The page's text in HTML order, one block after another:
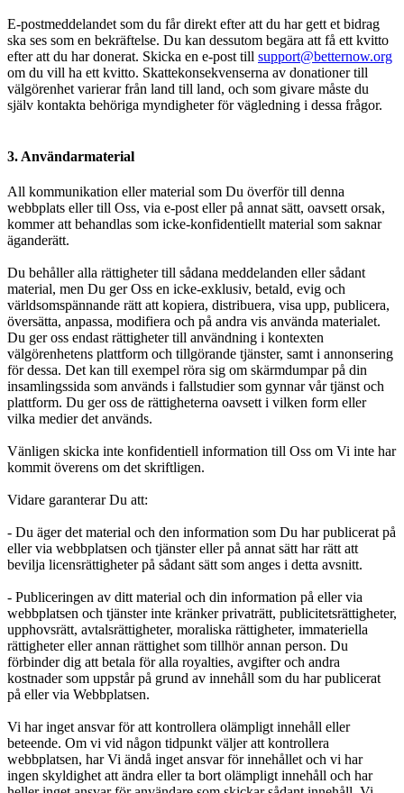
E-postmeddelandet som du får direkt efter att du har gett et bidrag
ska ses som en bekräftelse. Du kan dessutom begära att få ett kvitto
efter att du har donerat. Skicka en e-post till support@betternow.org
om du vill ha ett kvitto. Skattekonsekvenserna av donationer till
välgörenhet varierar från land till land, och som givare måste du
själv kontakta behöriga myndigheter för vägledning i dessa frågor.
3. Användarmaterial
All kommunikation eller material som Du överför till denna
webbplats eller till Oss, via e-post eller på annat sätt, oavsett orsak,
kommer att behandlas som icke-konfidentiellt material som saknar
äganderätt.
Du behåller alla rättigheter till sådana meddelanden eller sådant
material, men Du ger Oss en icke-exklusiv, betald, evig och
världsomspännande rätt att kopiera, distribuera, visa upp, publicera,
översätta, anpassa, modifiera och på andra vis använda materialet.
Du ger oss endast rättigheter till användning i kontexten
välgörenhetens plattform och tillgörande tjänster, samt i annonsering
för dessa. Det kan till exempel röra sig om skärmdumpar på din
insamlingssida som används i fallstudier som gynnar vår tjänst och
plattform. Du ger oss de rättigheterna oavsett i vilken form eller
vilka medier det används.
Vänligen skicka inte konfidentiell information till Oss om Vi inte har
kommit överens om det skriftligen.
Vidare garanterar Du att:
- Du äger det material och den information som Du har publicerat på
eller via webbplatsen och tjänster eller på annat sätt har rätt att
bevilja licensrättigheter på sådant sätt som anges i detta avsnitt.
- Publiceringen av ditt material och din information på eller via
webbplatsen och tjänster inte kränker privaträtt, publicitetsrättigheter,
upphovsrätt, avtalsrättigheter, moraliska rättigheter, immateriella
rättigheter eller annan rättighet som tillhör annan person. Du
förbinder dig att betala för alla royalties, avgifter och andra
kostnader som uppstår på grund av innehåll som du har publicerat
på eller via Webbplatsen.
Vi har inget ansvar för att kontrollera olämpligt innehåll eller
beteende. Om vi vid någon tidpunkt väljer att kontrollera
webbplatsen, har Vi ändå inget ansvar för innehållet och vi har
ingen skyldighet att ändra eller ta bort olämpligt innehåll och har